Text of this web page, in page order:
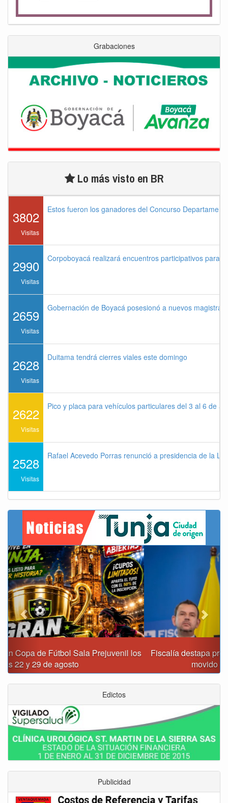
Grabaciones
Lo más visto en BR
3802
Visitas
Estos fueron los ganadores del Concurso
2990
Visitas
Corpoboyacá realizará encuentros participativos para
2659
Visitas
Gobernación de Boyacá posesionó a nuevos
2628
Visitas
Duitama tendrá cierres viales este domingo
2622
Visitas
Pico y placa para vehículos particulares del 3 al 6 de
2528
Visitas
Rafael Acevedo Porras renunció a presidencia de la
Fiscalía destapa presunta red de corrupción que habría
movido $3,1 billones en regalías
Previous Next
Edictos
Publicidad